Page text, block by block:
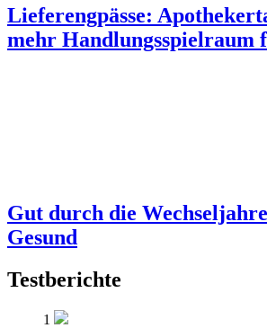
Lieferengpässe:
mehr Handlungsspielraum
Gut durch die
Gesund
Testberichte
1